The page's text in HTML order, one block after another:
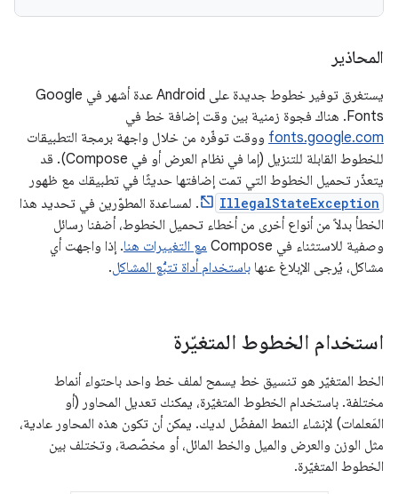
المحاذير
يستغرق توفير خطوط جديدة على Android عدة أشهر في Google
Fonts. هناك فجوة زمنية بين وقت إضافة خط في
fonts.google.com ووقت توفّره من خلال واجهة برمجة التطبيقات
للخطوط القابلة للتنزيل (إما في نظام العرض أو في Compose). قد
يتعذّر تحميل الخطوط التي تمت إضافتها حديثًا في تطبيقك مع ظهور
IllegalStateException
. لمساعدة المطوّرين في تحديد هذا
الخطأ بدلاً من أنواع أخرى من أخطاء تحميل الخطوط، أضفنا رسائل
وصفية للاستثناء في Compose
مع التغييرات هنا. إذا واجهت أي
مشاكل، يُرجى الإبلاغ عنها باستخدام أداة تتبُّع المشاكل.
استخدام الخطوط المتغيّرة
الخط المتغيّر هو تنسيق خط يسمح لملف خط واحد باحتواء أنماط
مختلفة. باستخدام الخطوط المتغيّرة، يمكنك تعديل المحاور (أو
المَعلمات) لإنشاء النمط المفضّل لديك. يمكن أن تكون هذه المحاور عادية،
مثل الوزن والعرض والميل والخط المائل، أو مخصّصة، وتختلف بين
الخطوط المتغيّرة.